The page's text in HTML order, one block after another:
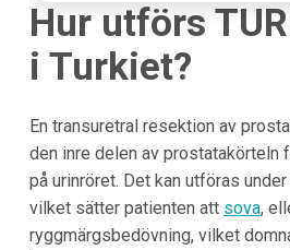
Hur utförs
i Turkiet?
En transuretral resektion av
den inre delen av prostatakörteln
på urinröret. Det kan utföras
vilket sätter patienten att sova,
ryggmärgsbedövning, vilket